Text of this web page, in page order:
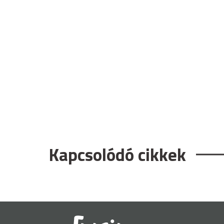
Kapcsolódó cikkek